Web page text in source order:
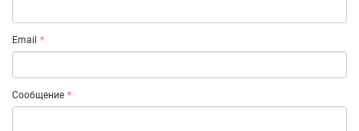
Email
Сообщение